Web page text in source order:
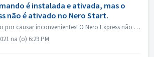
é instalada e ativada, mas o
não é ativado no Nero Start.
Lamento muito por causar inconvenientes! O Nero Express não está contido no produto autônomo Nero BurningRom. O Nero Express é vendido em lojas off-line. ...
na (o) 6:29 PM